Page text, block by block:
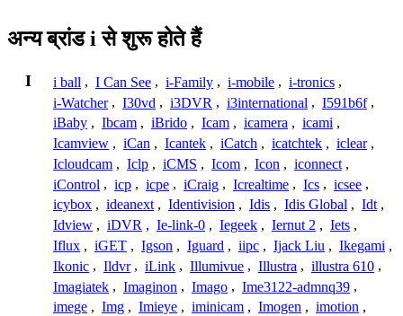
अन्य ब्रांड i से शुरू होते हैं
I i ball , I Can See , i-Family , i-mobile , i-tronics ,
i-Watcher , I30vd , i3DVR , i3international , I591b6f ,
iBaby , Ibcam , iBrido , Icam , icamera , icami ,
Icamview , iCan , Icantek , iCatch , icatchtek , iclear ,
Icloudcam , Iclp , iCMS , Icom , Icon , iconnect ,
iControl , icp , icpe , iCraig , Icrealtime , Ics , icsee ,
icybox , ideanext , Identivision , Idis , Idis Global , Idt ,
Idview , iDVR , Ie-link-0 , Iegeek , Iernut 2 , Iets ,
Iflux , iGET , Igson , Iguard , iipc , Ijack Liu , Ikegami ,
Ikonic , Ildvr , iLink , Illumivue , Illustra , illustra 610 ,
Imagiatek , Imaginon , Imago , Ime3122-admnq39 ,
imege , Img , Imieye , iminicam , Imogen , imotion ,